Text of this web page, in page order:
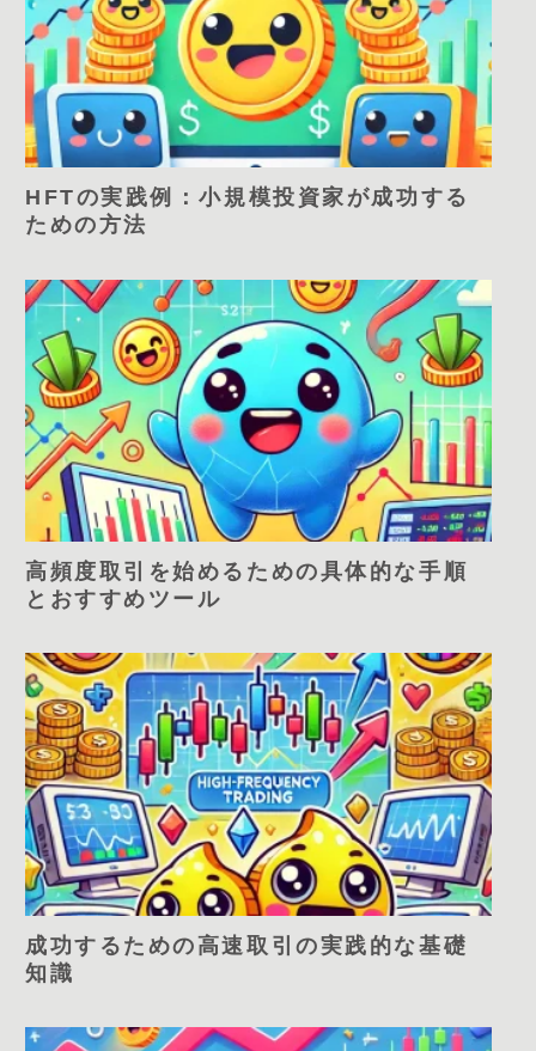
HFTの実践例：小規模投資家が成功する
ための方法
高頻度取引を始めるための具体的な手順
とおすすめツール
成功するための高速取引の実践的な基礎
知識